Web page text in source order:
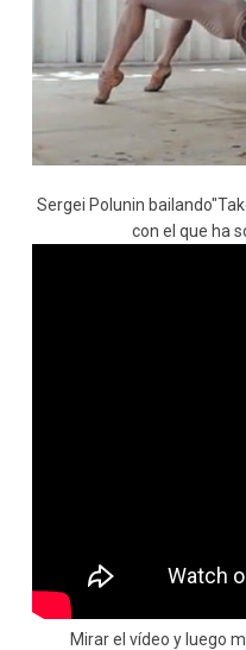
Sergei Polunin
con el que ha
Mirar el vídeo y luego